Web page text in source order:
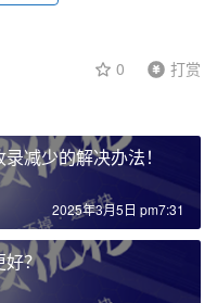
0 打赏
减少的解决办法！
2025年3月5日 pm7:31
好？